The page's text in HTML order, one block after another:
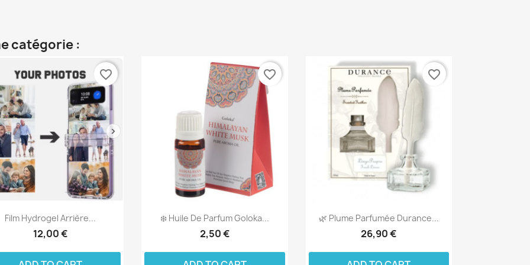
catégorie :
Film Hydrogel Arrière...
12,00 €
favorite_border
❄️ Huile De Parfum Goloka...
2,50 €
favorite_border
🌿 Plume Parfumée Durance...
26,90 €
favorite_border